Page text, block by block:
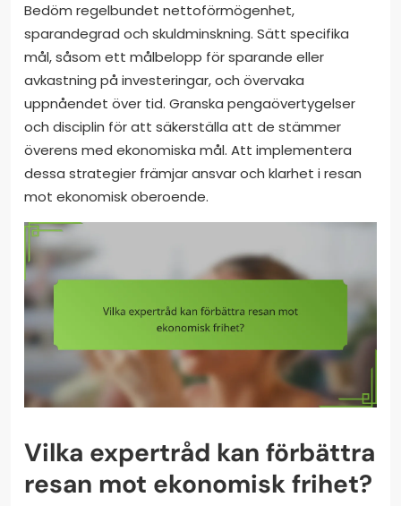
Bedöm regelbundet nettoförmögenhet,
sparandegrad och skuldminskning. Sätt specifika
mål, såsom ett målbelopp för sparande eller
avkastning på investeringar, och övervaka
uppnåendet över tid. Granska pengaövertygelser
och disciplin för att säkerställa att de stämmer
överens med ekonomiska mål. Att implementera
dessa strategier främjar ansvar och klarhet i resan
mot ekonomisk oberoende.
Vilka expertråd kan förbättra
resan mot ekonomisk frihet?